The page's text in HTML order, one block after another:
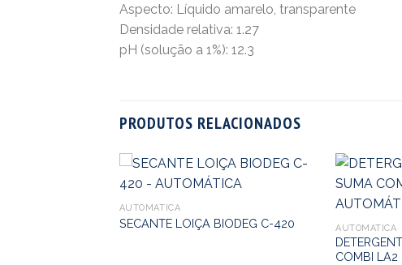
Aspecto: Líquido amarelo, transparente
Densidade relativa: 1.27
pH (solução a 1%): 12.3
PRODUTOS RELACIONADOS
AUTOMÁTICA
SECANTE LOIÇA BIODEG C-420 AUTOMÁTICA
COMBI LA2